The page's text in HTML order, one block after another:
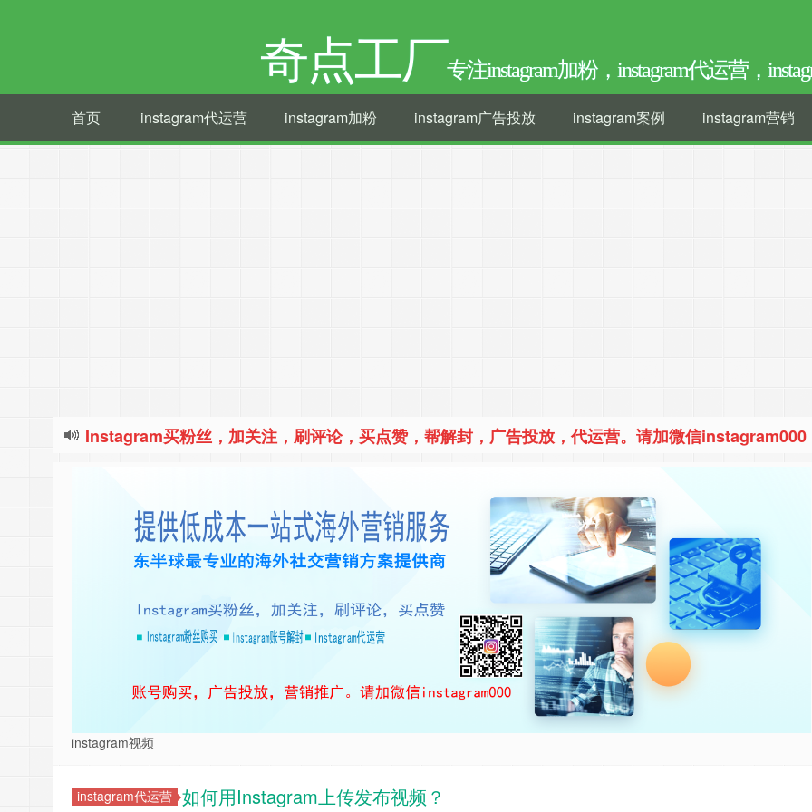
奇点工厂专注instagram加粉，instagram代运营，
首页 instagram代运营 instagram加粉 instagram广告投放 instagram案例 instagram营销
Instagram买粉丝，加关注，刷评论，买点赞，帮解封，广告投放，代运营。请加微信instagram000
instagram视频
instagram代运营 如何用Instagram上传发布视频？